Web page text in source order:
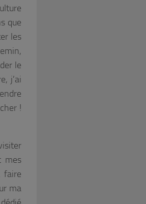
que
les
le
j’ai
!
mes
faire
ma